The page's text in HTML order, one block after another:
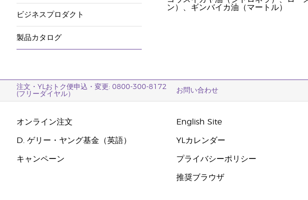
ビジネスプロダクト
製品カタログ
ン）、ギンバイカ油（マートル）
注文・YLおトク便申込・変更: 0800-300-8172
(フリーダイヤル）
お問い合わせ
オンライン注文
D. ゲリー・ヤング基金（英語）
キャンペーン
English Site
YLカレンダー
プライバシーポリシー
推奨ブラウザ